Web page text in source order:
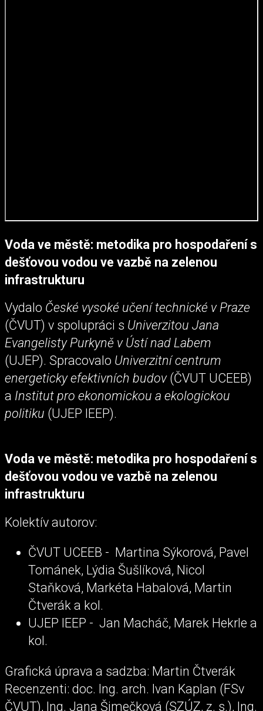
Voda ve městě: metodika pro hospodaření s
dešťovou vodou ve vazbě na zelenou
infrastrukturu
Vydalo České vysoké učení technické v Praze
(ČVUT) v spolupráci s Univerzitou Jana
Evangelisty Purkyně v Ústí nad Labem
(UJEP). Spracovalo Univerzitní centrum
energeticky efektivních budov(ČVUT UCEEB)
a Institut pro ekonomickou a ekologickou
politiku (UJEP IEEP).
Voda ve městě: metodika pro hospodaření s
dešťovou vodou ve vazbě na zelenou
infrastrukturu
Kolektív autorov:
ČVUT UCEEB - Martina Sýkorová, Pavel
Tománek, Lýdia Šušlíková, Nicol
Staňková, Markéta Habalová, Martin
Čtverák a kol.
UJEP IEEP - Jan Macháč, Marek Hekrle a
kol.
Grafická úprava a sadzba: Martin Čtverák
Recenzenti: doc. Ing. arch. Ivan Kaplan (FSv
ČVUT), Ing. Jana Šimečková (SZÚZ, z. s.), Ing.